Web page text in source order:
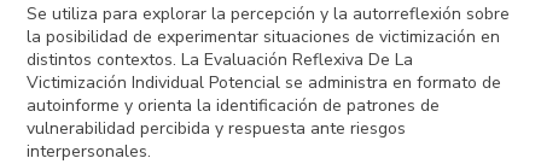
Se utiliza para explorar la percepción y la autorreflexión sobre
la posibilidad de experimentar situaciones de victimización en
distintos contextos. La Evaluación Reflexiva De La
Victimización Individual Potencial se administra en formato de
autoinforme y orienta la identificación de patrones de
vulnerabilidad percibida y respuesta ante riesgos
interpersonales.